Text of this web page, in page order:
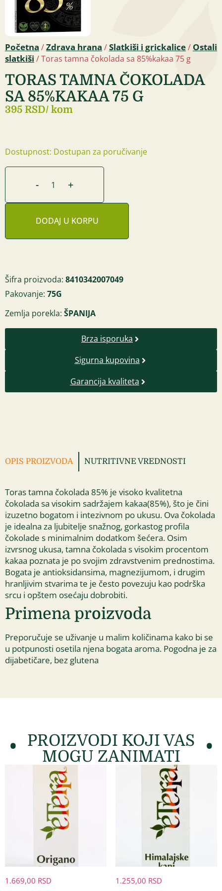
Početna /Zdrava hrana /Slatkiši i grickalice/ Ostali
slatkiši / Toras tamna čokolada sa 85%kakaa 75 g
TORAS TAMNA ČOKOLADA
SA 85%KAKAA 75 G
395 RSD/ kom
Dostupnost: Dostupan za poručivanje
- +
DODAJ U KORPU
Šifra proizvoda: 8410342007049
Pakovanje: 75G
Zemlja porekla: ŠPANIJA
Brza isporuka
Sigurna kupovina
Garancija kvaliteta
OPIS PROIZVODA NUTRITIVNE VREDNOSTI
Toras tamna čokolada 85% je visoko kvalitetna
čokolada sa visokim sadržajem kakaa(85%), što je čini
izuzetno bogatom i intezivnom po ukusu. Ova čokolada
je idealna za ljubitelje snažnog, gorkastog profila
čokolade s minimalnim dodatkom šećera. Osim
izvrsnog ukusa, tamna čokolada s visokim procentom
kakaa poznata je po svojim zdravstvenim prednostima.
Bogata je antioksidansima, magnezijumom, i drugim
hranljivim stvarima te je često povezuju kao podrška
srcu i opštem osećaju dobrobiti.
Primena proizvoda
Preporučuje se uživanje u malim količinama kako bi se
u potpunosti osetila njena bogata aroma. Pogodna je za
dijabetičare, bez glutena
PROIZVODI KOJI VAS
MOGU ZANIMATI
1.669,00 RSD 1.255,00 RSD